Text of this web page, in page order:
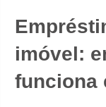
imóvel:
funciona